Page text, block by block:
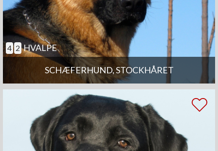
SCHÆFERHUND, STOCKHÅRET
4 2 HVALPE